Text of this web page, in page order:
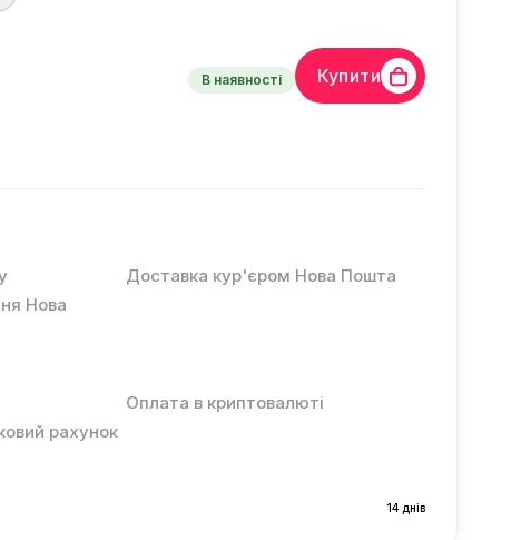
В наявності Купити
Доставка кур'єром Нова Пошта
Нова
Оплата в криптовалюті
рахунок
14 днів